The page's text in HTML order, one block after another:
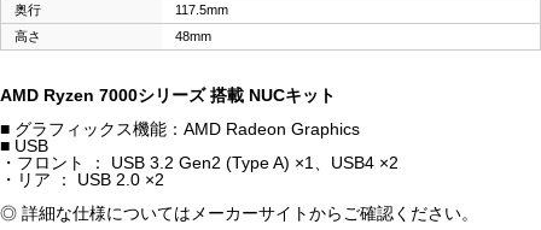
奥行
117.5mm
高さ
48mm
AMD Ryzen 7000シリーズ 搭載 NUCキット
■ グラフィックス機能：AMD Radeon Graphics
■ USB
・フロント ： USB 3.2 Gen2 (Type A) ×1、USB4 ×2
・リア ： USB 2.0 ×2
◎ 詳細な仕様についてはメーカーサイトからご確認ください。